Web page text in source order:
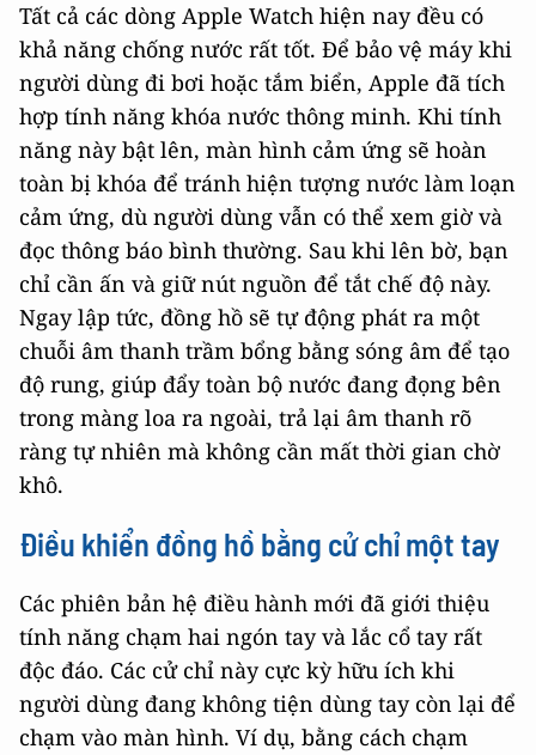
Tất cả các dòng Apple Watch hiện nay đều có
khả năng chống nước rất tốt. Để bảo vệ máy khi
người dùng đi bơi hoặc tắm biển, Apple đã tích
hợp tính năng khóa nước thông minh. Khi tính
năng này bật lên, màn hình cảm ứng sẽ hoàn
toàn bị khóa để tránh hiện tượng nước làm loạn
cảm ứng, dù người dùng vẫn có thể xem giờ và
đọc thông báo bình thường. Sau khi lên bờ, bạn
chỉ cần ấn và giữ nút nguồn để tắt chế độ này.
Ngay lập tức, đồng hồ sẽ tự động phát ra một
chuỗi âm thanh trầm bổng bằng sóng âm để tạo
độ rung, giúp đẩy toàn bộ nước đang đọng bên
trong màng loa ra ngoài, trả lại âm thanh rõ
ràng tự nhiên mà không cần mất thời gian chờ
khô.
Điều khiển đồng hồ bằng cử chỉ một tay
Các phiên bản hệ điều hành mới đã giới thiệu
tính năng chạm hai ngón tay và lắc cổ tay rất
độc đáo. Các cử chỉ này cực kỳ hữu ích khi
người dùng đang không tiện dùng tay còn lại để
chạm vào màn hình. Ví dụ, bằng cách chạm